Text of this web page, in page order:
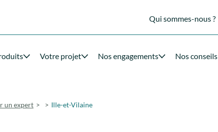
Qui sommes-nous ?
Votre projet Nos engagements Nos conseils
un expert Ille-et-Vilaine